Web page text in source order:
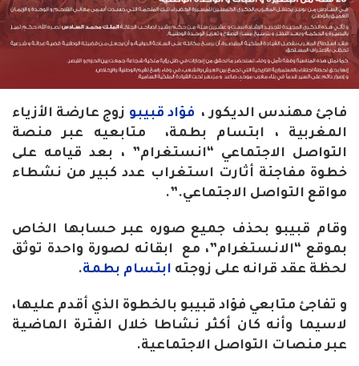
فاجئ مهندس الديكور ، فؤاد قبيبو زوج عارضة الأزياء
المغربية ، ابتسام بطمة، متابعيه عبر منصة
التواصل الاجتماعي “انستغرام” ، بعد قيامه على
خطوة مفاجئة أثارت استغراب عدد كبير من نشطاء
مواقع التواصل الاجتماعي.”.
وقام قبيبو بحذف جميع صوره عبر حسابها الخاص
بموقع “الانستغرام”، مع ابقائه لصورة واحدة توثق
لحظة عقد قرانه على زوجته ابتسام بطمة.
و تفاجئ متابعي فؤاد قبيبو بالخطوة الذي أقدم عليها،
لاسيما وأنه كان أكثر نشاطا خلال الفترة الماضية
عبر منصات التواصل الاجتماعية.